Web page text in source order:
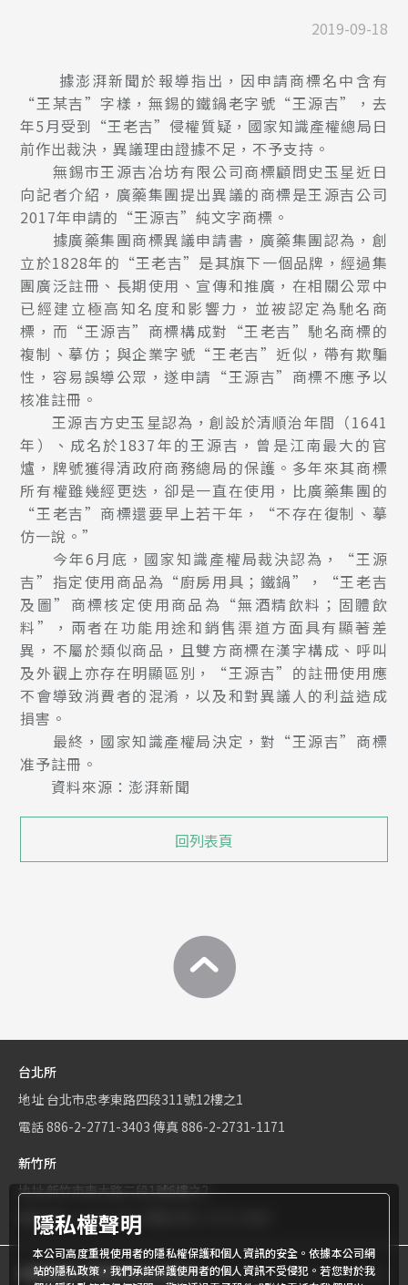
2019-09-18
據澎湃新聞於報導指出，因申請商標名中含有
“王某吉”字樣，無錫的鐵鍋老字號“王源吉”，去
年5月受到“王老吉”侵權質疑，國家知識產權總局日
前作出裁決，異議理由證據不足，不予支持。
無錫市王源吉冶坊有限公司商標顧問史玉星近日
向記者介紹，廣藥集團提出異議的商標是王源吉公司
2017年申請的“王源吉”純文字商標。
據廣藥集團商標異議申請書，廣藥集團認為，創
立於1828年的“王老吉”是其旗下一個品牌，經過集
團廣泛註冊、長期使用、宣傳和推廣，在相關公眾中
已經建立極高知名度和影響力，並被認定為馳名商
標，而“王源吉”商標構成對“王老吉”馳名商標的
複制、摹仿；與企業字號“王老吉”近似，帶有欺騙
性，容易誤導公眾，遂申請“王源吉”商標不應予以
核准註冊。
王源吉方史玉星認為，創設於清順治年間（1641
年）、成名於1837年的王源吉，曾是江南最大的官
爐，牌號獲得清政府商務總局的保護。多年來其商標
所有權雖幾經更迭，卻是一直在使用，比廣藥集團的
“王老吉”商標還要早上若干年，“不存在復制、摹
仿一說。”
今年6月底，國家知識產權局裁決認為，“王源
吉”指定使用商品為“廚房用具；鐵鍋”，“王老吉
及圖”商標核定使用商品為“無酒精飲料；固體飲
料”，兩者在功能用途和銷售渠道方面具有顯著差
異，不屬於類似商品，且雙方商標在漢字構成、呼叫
及外觀上亦存在明顯區別，“王源吉”的註冊使用應
不會導致消費者的混淆，以及和對異議人的利益造成
損害。
最終，國家知識產權局決定，對“王源吉”商標
准予註冊。
資料來源：澎湃新聞
回列表頁
台北所
地址 台北市忠孝東路四段311號12樓之1
電話886-2-2771-3403 傳真 886-2-2731-1171
新竹所
地址新竹市東大路二段1號6樓之2
電話886-3-534-9161
商標權屬世界專利有限公司所有© World Patent Limited Company
隱私權聲明
本公司高度重視使用者的隱私權保護和個人資訊的安全。依據本公司網
站的隱私政策，我們承諾保護使用者的個人資訊不受侵犯。若您對於我